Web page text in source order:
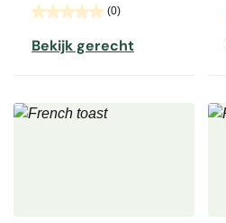
(0)
Bekijk gerecht